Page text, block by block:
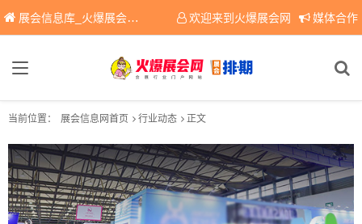
展会信息库_火爆展会网免费展会信息查询平台，提供专业会展服务！ 欢迎来到火爆展会网 媒体合作
当前位置： 展会信息网首页 行业动态 正文